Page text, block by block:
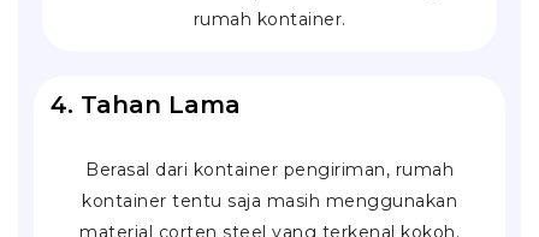
rumah kontainer.
4. Tahan Lama
Berasal dari kontainer pengiriman, rumah
kontainer tentu saja masih menggunakan
material corten steel yang terkenal kokoh.